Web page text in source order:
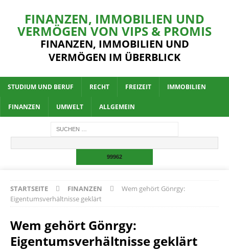
FINANZEN, IMMOBILIEN UND
VERMÖGEN VON VIPS & PROMIS
FINANZEN, IMMOBILIEN UND
VERMÖGEN IM ÜBERBLICK
STUDIUM UND BERUF RECHT FREIZEIT IMMOBILIEN
FINANZEN UMWELT ALLGEMEIN
STARTSEITE FINANZEN
Wem gehört Gönrgy:
Eigentumsverhältnisse geklärt
Wem gehört Gönrgy:
Eigentumsverhältnisse geklärt